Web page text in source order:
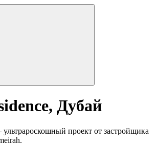
Дубай
проект от застройщика